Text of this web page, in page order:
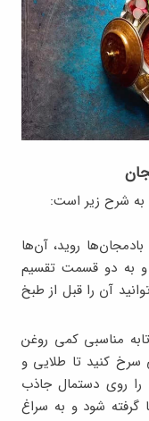
به شرح زیر است:
روید، آن‌ها
و به دو قسمت تقسیم
آن را قبل از طبخ
مناسبی کمی روغن
سرخ کنید تا طلایی و
روی دستمال جاذب
گرفته شود و به سراغ